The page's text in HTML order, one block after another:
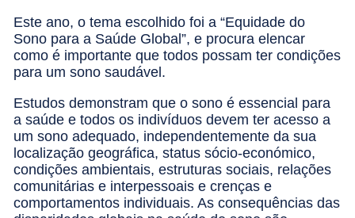
Este ano, o tema escolhido foi a “Equidade do
Sono para a Saúde Global”, e procura elencar
como é importante que todos possam ter condições
para um sono saudável.
Estudos demonstram que o sono é essencial para
a saúde e todos os indivíduos devem ter acesso a
um sono adequado, independentemente da sua
localização geográfica, status sócio-económico,
condições ambientais, estruturas sociais, relações
comunitárias e interpessoais e crenças e
comportamentos individuais. As consequências das